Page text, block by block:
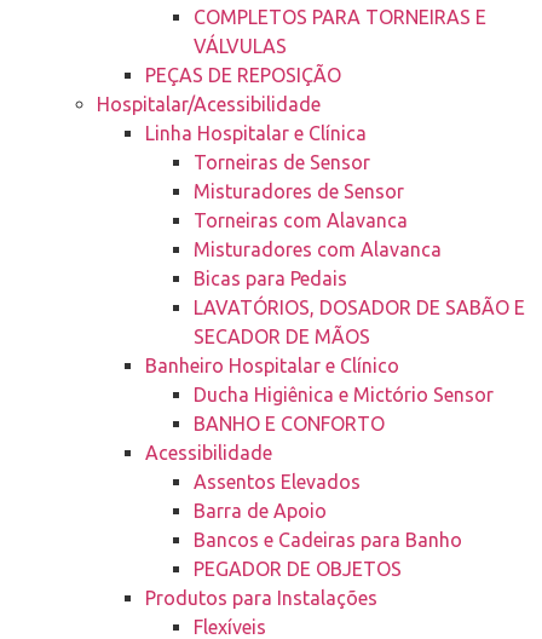
COMPLETOS PARA TORNEIRAS E
VÁLVULAS
PEÇAS DE REPOSIÇÃO
Hospitalar/Acessibilidade
Linha Hospitalar e Clínica
Torneiras de Sensor
Misturadores de Sensor
Torneiras com Alavanca
Misturadores com Alavanca
Bicas para Pedais
LAVATÓRIOS, DOSADOR DE SABÃO E
SECADOR DE MÃOS
Banheiro Hospitalar e Clínico
Ducha Higiênica e Mictório Sensor
BANHO E CONFORTO
Acessibilidade
Assentos Elevados
Barra de Apoio
Bancos e Cadeiras para Banho
PEGADOR DE OBJETOS
Produtos para Instalações
Flexíveis